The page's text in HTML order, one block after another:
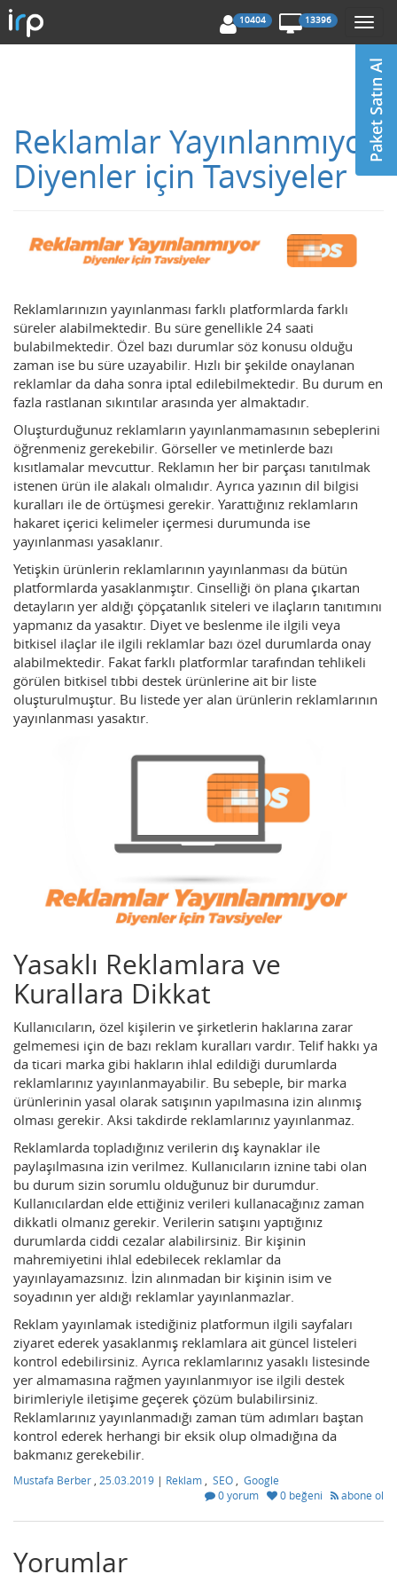
10404 13396
Reklamlar Yayınlanmıyor
Diyenler için Tavsiyeler
Reklamlarınızın yayınlanması farklı platformlarda farklı
süreler alabilmektedir. Bu süre genellikle 24 saati
bulabilmektedir. Özel bazı durumlar söz konusu olduğu
zaman ise bu süre uzayabilir. Hızlı bir şekilde onaylanan
reklamlar da daha sonra iptal edilebilmektedir. Bu durum en
fazla rastlanan sıkıntılar arasında yer almaktadır.
Oluşturduğunuz reklamların yayınlanmamasının sebeplerini
öğrenmeniz gerekebilir. Görseller ve metinlerde bazı
kısıtlamalar mevcuttur. Reklamın her bir parçası tanıtılmak
istenen ürün ile alakalı olmalıdır. Ayrıca yazının dil bilgisi
kuralları ile de örtüşmesi gerekir. Yarattığınız reklamların
hakaret içerici kelimeler içermesi durumunda ise
yayınlanması yasaklanır.
Yetişkin ürünlerin reklamlarının yayınlanması da bütün
platformlarda yasaklanmıştır. Cinselliği ön plana çıkartan
detayların yer aldığı çöpçatanlık siteleri ve ilaçların tanıtımını
yapmanız da yasaktır. Diyet ve beslenme ile ilgili veya
bitkisel ilaçlar ile ilgili reklamlar bazı özel durumlarda onay
alabilmektedir. Fakat farklı platformlar tarafından tehlikeli
görülen bitkisel tıbbi destek ürünlerine ait bir liste
oluşturulmuştur. Bu listede yer alan ürünlerin reklamlarının
yayınlanması yasaktır.
Yasaklı Reklamlara ve
Kurallara Dikkat
Kullanıcıların, özel kişilerin ve şirketlerin haklarına zarar
gelmemesi için de bazı reklam kuralları vardır. Telif hakkı ya
da ticari marka gibi hakların ihlal edildiği durumlarda
reklamlarınız yayınlanmayabilir. Bu sebeple, bir marka
ürünlerinin yasal olarak satışının yapılmasına izin alınmış
olması gerekir. Aksi takdirde reklamlarınız yayınlanmaz.
Reklamlarda topladığınız verilerin dış kaynaklar ile
paylaşılmasına izin verilmez. Kullanıcıların iznine tabi olan
bu durum sizin sorumlu olduğunuz bir durumdur.
Kullanıcılardan elde ettiğiniz verileri kullanacağınız zaman
dikkatli olmanız gerekir. Verilerin satışını yaptığınız
durumlarda ciddi cezalar alabilirsiniz. Bir kişinin
mahremiyetini ihlal edebilecek reklamlar da
yayınlayamazsınız. İzin alınmadan bir kişinin isim ve
soyadının yer aldığı reklamlar yayınlanmazlar.
Reklam yayınlamak istediğiniz platformun ilgili sayfaları
ziyaret ederek yasaklanmış reklamlara ait güncel listeleri
kontrol edebilirsiniz. Ayrıca reklamlarınız yasaklı listesinde
yer almamasına rağmen yayınlanmıyor ise ilgili destek
birimleriyle iletişime geçerek çözüm bulabilirsiniz.
Reklamlarınız yayınlanmadığı zaman tüm adımları baştan
kontrol ederek herhangi bir eksik olup olmadığına da
bakmanız gerekebilir.
Mustafa Berber , 25.03.2019 | Reklam , SEO , Google
0 yorum
0 beğeni abone ol
Yorumlar